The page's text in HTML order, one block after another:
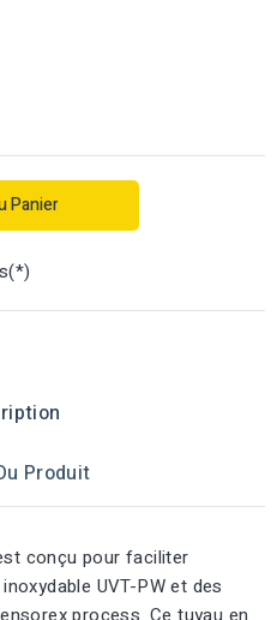
Panier
Produit
conçu pour faciliter
UVT-PW et des